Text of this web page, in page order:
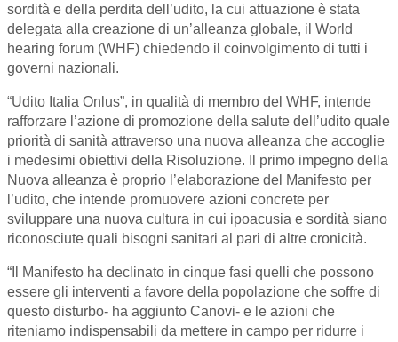
sordità e della perdita dell’udito, la cui attuazione è stata
delegata alla creazione di un’alleanza globale, il World
hearing forum (WHF) chiedendo il coinvolgimento di tutti i
governi nazionali.
“Udito Italia Onlus”, in qualità di membro del WHF, intende
rafforzare l’azione di promozione della salute dell’udito quale
priorità di sanità attraverso una nuova alleanza che accoglie
i medesimi obiettivi della Risoluzione. Il primo impegno della
Nuova alleanza è proprio l’elaborazione del Manifesto per
l’udito, che intende promuovere azioni concrete per
sviluppare una nuova cultura in cui ipoacusia e sordità siano
riconosciute quali bisogni sanitari al pari di altre cronicità.
“Il Manifesto ha declinato in cinque fasi quelli che possono
essere gli interventi a favore della popolazione che soffre di
questo disturbo- ha aggiunto Canovi- e le azioni che
riteniamo indispensabili da mettere in campo per ridurre i